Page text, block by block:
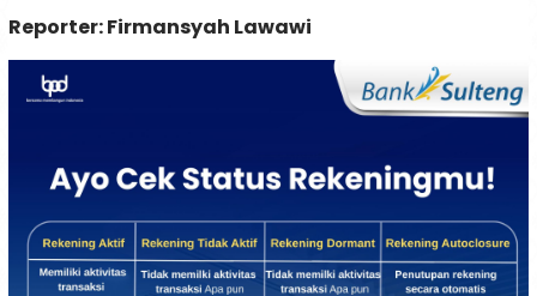
Reporter: Firmansyah Lawawi